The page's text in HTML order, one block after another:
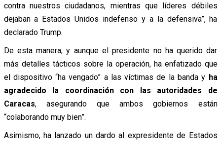
contra nuestros ciudadanos, mientras que líderes débiles
dejaban a Estados Unidos indefenso y a la defensiva”, ha
declarado Trump.
De esta manera, y aunque el presidente no ha querido dar
más detalles tácticos sobre la operación, ha enfatizado que
el dispositivo “ha vengado” a las víctimas de la banda y ha
agradecido la coordinación con las autoridades de
Caracas, asegurando que ambos gobiernos están
“colaborando muy bien”.
Asimismo, ha lanzado un dardo al expresidente de Estados